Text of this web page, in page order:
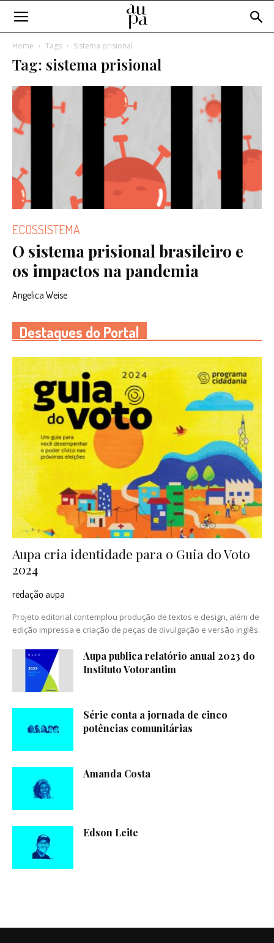
Home Tags Sistema prisional
Tag: sistema prisional
ECOSSISTEMA
O sistema prisional brasileiro e
os impactos na pandemia
Angelica Weise
Destaques do Portal
Aupa cria identidade para o Guia do Voto
2024
redação aupa
Projeto editorial contemplou produção de textos e design, além de
edição impressa e criação de peças de divulgação e versão inglês.
Aupa publica relatório anual 2023 do
Instituto Votorantim
Série conta a jornada de cinco
potências comunitárias
Amanda Costa
Edson Leite